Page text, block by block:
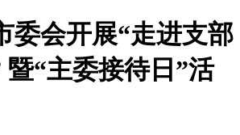
委会开展“走进支部
暨“主委接待日”活